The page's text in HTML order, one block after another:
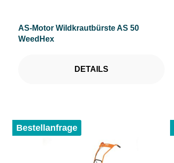
MIN)
AS-Motor Wildkrautbürste AS 50
WeedHex
DETAILS
Bestellanfrage